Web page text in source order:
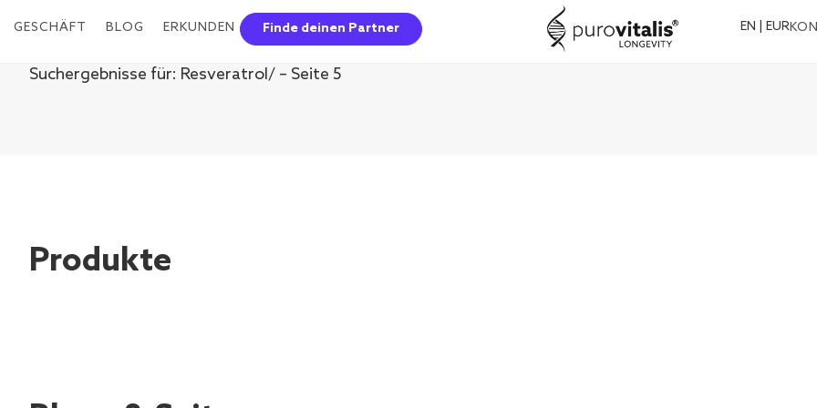
GESCHÄFT BLOG ERKUNDEN Finde deinen Partner EN | EUR
Suchergebnisse für: Resveratrol/ – Seite 5
Produkte